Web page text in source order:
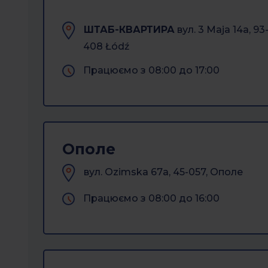
ШТАБ-КВАРТИРА вул. 3 Maja 14a, 93-
408 Łódź
Працюємо з 08:00 до 17:00
Ополе
вул. Ozimska 67а, 45-057, Ополе
Працюємо з 08:00 до 16:00